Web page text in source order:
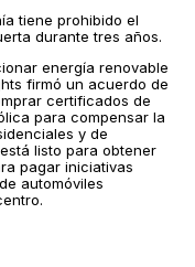
tiene prohibido el
durante tres años.
energía renovable
firmó un acuerdo de
certificados de
para compensar la
y de
listo para obtener
pagar iniciativas
automóviles